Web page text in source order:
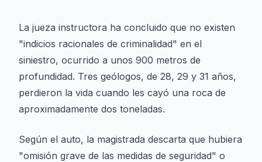
La jueza instructora ha concluido que no existen
"indicios racionales de criminalidad" en el
siniestro, ocurrido a unos 900 metros de
profundidad. Tres geólogos, de 28, 29 y 31 años,
perdieron la vida cuando les cayó una roca de
aproximadamente dos toneladas.
Según el auto, la magistrada descarta que hubiera
"omisión grave de las medidas de seguridad" o